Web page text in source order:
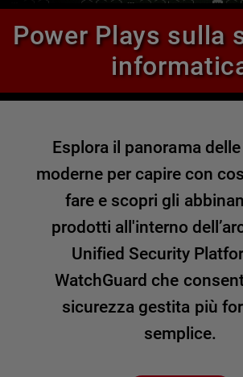
Power Plays sulla
Esplora il panorama
moderne per capire con
fare e scopri gli
prodotti all'interno
Unified Security
WatchGuard che
sicurezza gestita più
semplice.